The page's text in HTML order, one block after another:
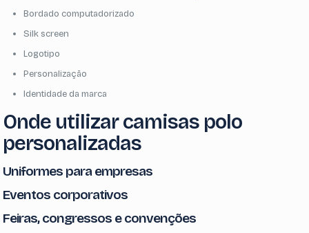
Bordado computadorizado
Silk screen
Logotipo
Personalização
Identidade da marca
Onde utilizar camisas polo
personalizadas
Uniformes para empresas
Eventos corporativos
Feiras, congressos e convenções